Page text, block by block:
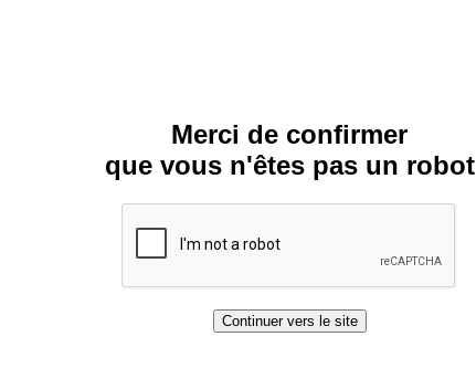
Merci de confirmer
que vous n'êtes pas un robot
Continuer vers le site